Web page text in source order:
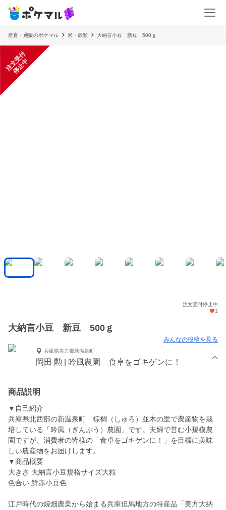
産直・通販のポケマル 米・穀類 大納言小豆 新豆 500ｇ
注
文
受
付
停
止
中
注文受付停止中
1
大納言小豆 新豆 500ｇ
みんなの投稿を見る
兵庫県美方郡新温泉町
岡田 勲 | 吟風農園 食卓をゴキゲンに！
商品説明
▼自己紹介
兵庫県北西部の新温泉町 棕櫚（しゅろ）並木の里で農産物を栽
培している「吟風（ぎんぷう）農園」です。夫婦で営む小規模農
園ですが、消費者の皆様の「食卓をゴキゲンに！」を目標に美味
しい農産物をお届けします。
▼商品概要
大きさ 大納言小豆規格サイズ大粒
色合い 鮮赤小豆色
江戸時代の焼畑農業から始まる兵庫但馬地方の特産品「美方大納